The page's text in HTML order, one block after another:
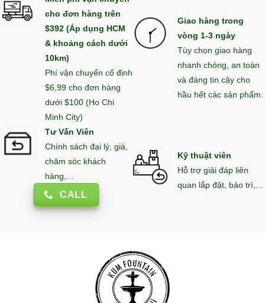
cho đơn hàng trên
$392 (Áp dụng HCM
& khoảng cách dưới
10km)
Phí vận chuyển cố định
$6,99 cho đơn hàng
dưới $100 (Ho Chi
Minh City)
Giao hàng trong
vòng 1-3 ngày
Tùy chọn giao hàng
nhanh chóng, an toàn
và đáng tin cậy cho
hầu hết các sản phẩm.
Tư Vấn Viên
Chính sách đại lý, giá,
chăm sóc khách
hàng,...
CALL
Kỹ thuật viên
Hỗ trợ giải đáp liên
quan lắp đặt, bảo trì,...